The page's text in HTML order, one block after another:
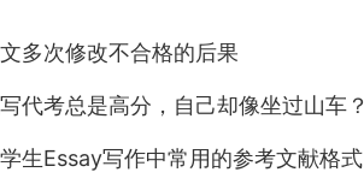
多次修改不合格的后果
代考总是高分，自己却像坐过山车？
生Essay写作中常用的参考文献格式